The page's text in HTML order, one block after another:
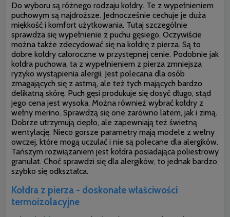
Do wyboru są różnego rodzaju kołdry. Te z wypełnieniem
puchowym są najdroższe. Jednocześnie cechuje je duża
miękkość i komfort użytkowania. Tutaj szczególnie
sprawdza się wypełnienie z puchu gęsiego. Oczywiście
można także zdecydować się na kołdrę z pierza. Są to
dobre kołdry całoroczne w przystępnej cenie. Podobnie jak
kołdra puchowa, ta z wypełnieniem z pierza zmniejsza
ryzyko wystąpienia alergii. Jest polecana dla osób
zmagających się z astmą, ale też tych mających bardzo
delikatną skórę. Puch gęsi produkuje się dosyć długo, stąd
jego cena jest wysoka. Można również wybrać kołdry z
wełny merino. Sprawdzą się one zarówno latem, jak i zimą.
Dobrze utrzymują ciepło, ale zapewniają też świetną
wentylację. Nieco gorsze parametry mają modele z wełny
owczej, które mogą uczulać i nie są polecane dla alergików.
Tańszym rozwiązaniem jest kołdra posiadająca poliestrowy
granulat. Choć sprawdzi się dla alergików, to jednak bardzo
szybko się odkształca.
Kołdra z pierza - doskonałe właściwości
termoizolacyjne